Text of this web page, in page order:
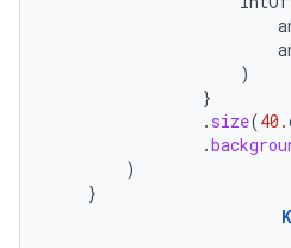
)
}
. size(40.
.
)
}